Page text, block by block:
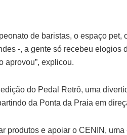
de baristas, o espaço pet,
-, a gente só recebeu elogios
aprovou”, explicou.
do Pedal Retrô, uma
da Ponta da Praia em
produtos e apoiar o CENIN,